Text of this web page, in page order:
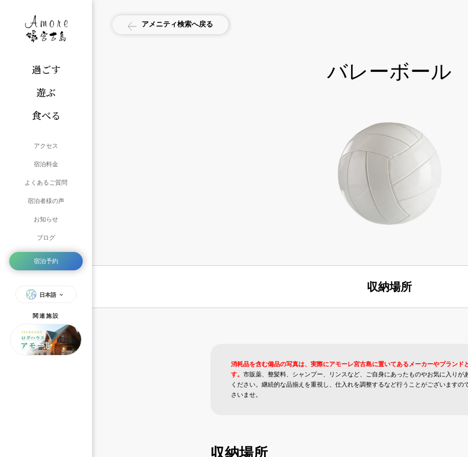
過ごす
遊ぶ
食べる
アクセス
宿泊料金
よくあるご質問
宿泊者様の声
お知らせ
ブログ
宿泊予約
日本語
関連施設
アメニティ検索へ戻る
バレーボール
収納場所
消耗品を含む備品の写真は、実際にアモーレ宮古島に置いてあるメーカーやブランド
す。 市販薬、整髪料、シャンプー、リンスなど、ご自身にあったものやお気に入りが
ください。継続的な品揃えを重視し、仕入れを調整するなど行うことがございますの
さいませ。
収納場所